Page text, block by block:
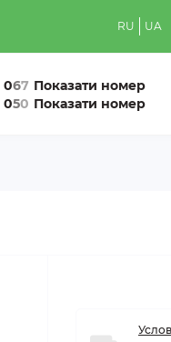
RU UA
067 Показати номер
050 Показати номер